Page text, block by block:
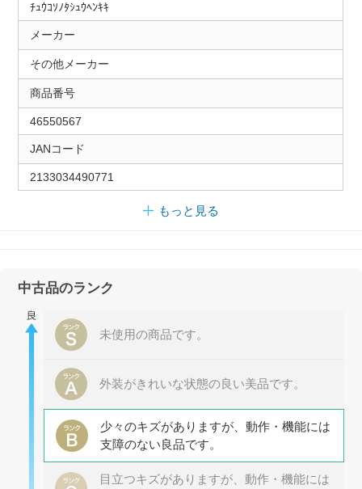
ﾁｭｳｺｿﾉﾀｼｭｳﾍﾝｷｷ
メーカー
その他メーカー
商品番号
46550567
JANコード
2133034490771
もっと見る
中古品のランク
未使用の商品です。
外装がきれいな状態の良い美品です。
少々のキズがありますが、動作・機能には
支障のない良品です。
目立つキズがありますが、動作・機能には